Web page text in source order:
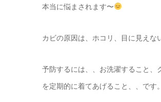
本当に悩まされます〜
カビの原因は、ホコリ、目に見えな
予防するには、、お洗濯すること、
を定期的に着てあげること、、です。